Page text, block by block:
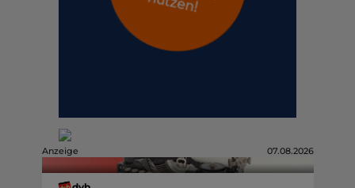
Anzeige 07.08.2026